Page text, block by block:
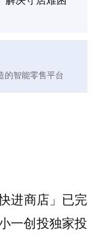
的智能零售平台
进商店」已完
一创投独家投